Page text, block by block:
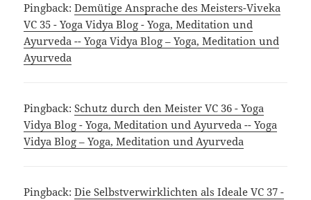
Pingback:Demütige Ansprache des Meisters-Viveka
VC 35 - Yoga Vidya Blog - Yoga, Meditation und
Ayurveda -- Yoga Vidya Blog – Yoga, Meditation und
Ayurveda
Pingback:Schutz durch den Meister VC 36 - Yoga
Vidya Blog - Yoga, Meditation und Ayurveda -- Yoga
Vidya Blog – Yoga, Meditation und Ayurveda
Pingback:Die Selbstverwirklichten als Ideale VC 37 -